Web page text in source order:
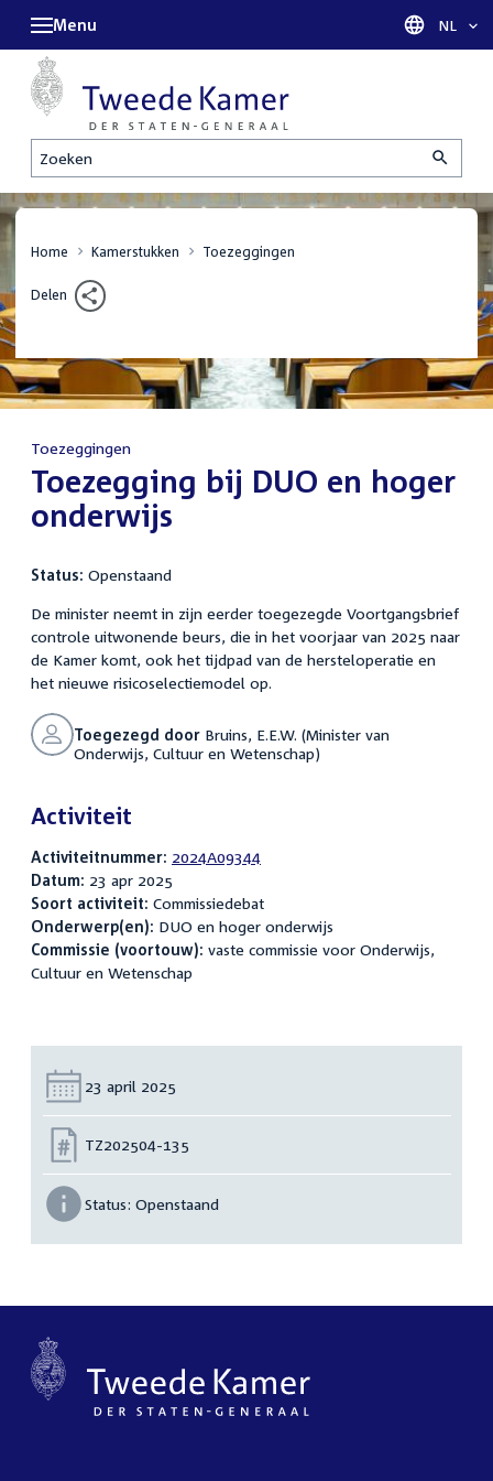
Zoeken
Menu Taal
NL
Home Kamerstukken Toezeggingen
Delen
Toezeggingen
:Toezegging bij DUO en hoger
onderwijs
Status: Openstaand
De minister neemt in zijn eerder toegezegde Voortgangsbrief
controle uitwonende beurs, die in het voorjaar van 2025 naar
de Kamer komt, ook het tijdpad van de hersteloperatie en
het nieuwe risicoselectiemodel op.
Toegezegd doorBruins, E.E.W. (Minister van
Onderwijs, Cultuur en Wetenschap)
Activiteit
Activiteitnummer: 2024A09344
Datum: 23 apr 2025
Soort activiteit: Commissiedebat
Onderwerp(en): DUO en hoger onderwijs
Commissie (voortouw): vaste commissie voor Onderwijs,
Cultuur en Wetenschap
Datum:
23 april 2025
Nummer:
TZ202504-135
Status: Openstaand